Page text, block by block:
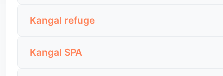
engageante.
de foyer, si le contexte est urgent ou réfléchi, et
Les annonces les plus solides sur cette
Kangal refuge
informations déjà observées sur le chien, en
Kangal SPA